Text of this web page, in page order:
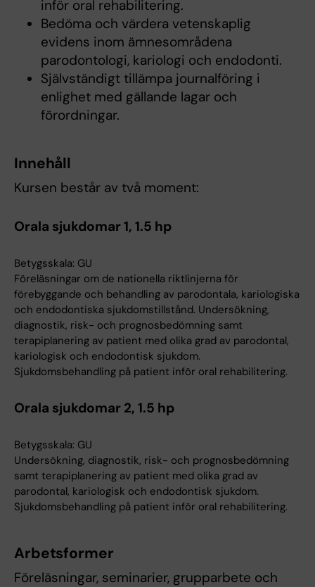
inför oral rehabilitering.
Bedöma och värdera vetenskaplig
evidens inom ämnesområdena
parodontologi, kariologi och endodonti.
Självständigt tillämpa journalföring i
enlighet med gällande lagar och
förordningar.
Innehåll
Kursen består av två moment:
Orala sjukdomar 1, 1.5 hp
Betygsskala: GU
Föreläsningar om de nationella riktlinjerna för
förebyggande och behandling av parodontala, kariologiska
och endodontiska sjukdomstillstånd. Undersökning,
diagnostik, risk- och prognosbedömning samt
terapiplanering av patient med olika grad av parodontal,
kariologisk och endodontisk sjukdom.
Sjukdomsbehandling på patient inför oral rehabilitering.
Orala sjukdomar 2, 1.5 hp
Betygsskala: GU
Undersökning, diagnostik, risk- och prognosbedömning
samt terapiplanering av patient med olika grad av
parodontal, kariologisk och endodontisk sjukdom.
Sjukdomsbehandling på patient inför oral rehabilitering.
Arbetsformer
Föreläsningar, seminarier, grupparbete och